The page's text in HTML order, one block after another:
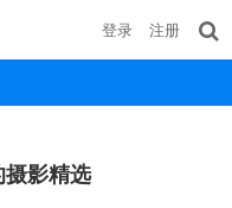
登录 注册
影精选